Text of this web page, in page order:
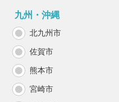
九州・沖縄
北九州市
佐賀市
熊本市
宮崎市